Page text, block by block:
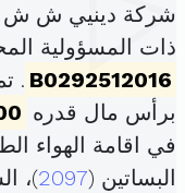
شركة دينيي ش ش
ذات المسؤولية
B0292512016
برأس مال قدره
البساتين (2097)،